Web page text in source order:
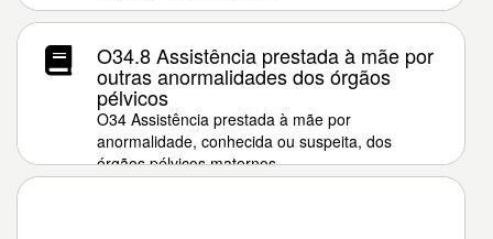
O34.8 Assistência prestada à mãe por
outras anormalidades dos órgãos
pélvicos
O34 Assistência prestada à mãe por
anormalidade, conhecida ou suspeita, dos
órgãos pélvicos maternos